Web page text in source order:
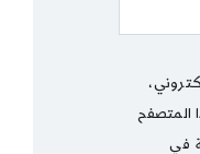
المتصفح
في